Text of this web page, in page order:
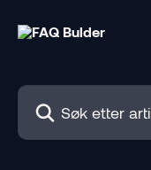
Søk etter artikler ...